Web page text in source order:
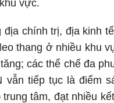
vực.
địa chính trị, địa kinh
thang ở nhiều khu
các thể chế đa
vẫn tiếp tục là điểm
tâm, đạt nhiều